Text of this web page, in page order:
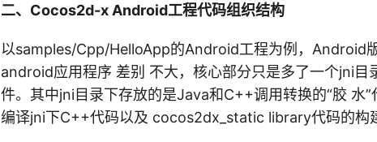
二、Cocos2d-x Android工程代码组织结构
以samples/Cpp/HelloApp的Android工程为例，Android
android应用程序 差别 不大，核心部分只是多了一个jni
件。其中jni目录下存放的是Java和C++调用转换的“胶 水
编译jni下C++代码以及 cocos2dx_static library代码的构